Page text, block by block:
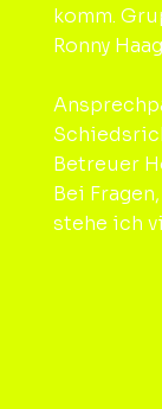
komm.
Ronny Haag
Betreuer
Bei
stehe ich